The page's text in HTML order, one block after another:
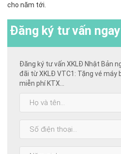
cho năm tới.
Đăng ký tư vấn
Đăng ký tư vấn XKLĐ Nhật Bản
đãi từ XKLĐ VTC1: Tặng vé máy
miễn phí KTX...